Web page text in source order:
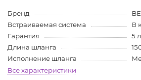
Бренд
Встраиваемая система
В
Гарантия
5
Длина шланга
Исполнение шланга
Все характеристики